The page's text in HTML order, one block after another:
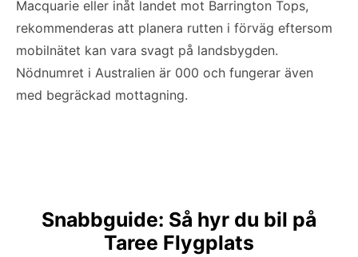
Macquarie eller inåt landet mot Barrington Tops,
rekommenderas att planera rutten i förväg eftersom
mobilnätet kan vara svagt på landsbygden.
Nödnumret i Australien är 000 och fungerar även
med begräckad mottagning.
Snabbguide: Så hyr du bil på
Taree Flygplats